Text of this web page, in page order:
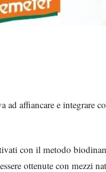
ad affiancare e integrare
con il metodo
ottenute con mezzi